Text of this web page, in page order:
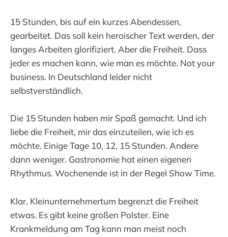
15 Stunden, bis auf ein kurzes Abendessen,
gearbeitet. Das soll kein heroischer Text werden, der
langes Arbeiten glorifiziert. Aber die Freiheit. Dass
jeder es machen kann, wie man es möchte. Not your
business. In Deutschland leider nicht
selbstverständlich.
Die 15 Stunden haben mir Spaß gemacht. Und ich
liebe die Freiheit, mir das einzuteilen, wie ich es
möchte. Einige Tage 10, 12, 15 Stunden. Andere
dann weniger. Gastronomie hat einen eigenen
Rhythmus. Wochenende ist in der Regel Show Time.
Klar, Kleinunternehmertum begrenzt die Freiheit
etwas. Es gibt keine großen Polster. Eine
Krankmeldung am Tag kann man meist noch